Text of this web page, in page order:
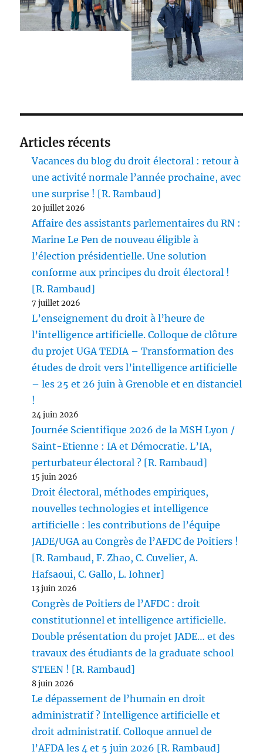
Articles récents
Vacances du blog du droit électoral : retour à
une activité normale l’année prochaine, avec
une surprise ! [R. Rambaud]
20 juillet 2026
Affaire des assistants parlementaires du RN :
Marine Le Pen de nouveau éligible à
l’élection présidentielle. Une solution
conforme aux principes du droit électoral !
[R. Rambaud]
7 juillet 2026
L’enseignement du droit à l’heure de
l’intelligence artificielle. Colloque de clôture
du projet UGA TEDIA – Transformation des
études de droit vers l’intelligence artificielle
– les 25 et 26 juin à Grenoble et en distanciel
!
24 juin 2026
Journée Scientifique 2026 de la MSH Lyon /
Saint-Etienne : IA et Démocratie. L’IA,
perturbateur électoral ? [R. Rambaud]
15 juin 2026
Droit électoral, méthodes empiriques,
nouvelles technologies et intelligence
artificielle : les contributions de l’équipe
JADE/UGA au Congrès de l’AFDC de Poitiers !
[R. Rambaud, F. Zhao, C. Cuvelier, A.
Hafsaoui, C. Gallo, L. Iohner]
13 juin 2026
Congrès de Poitiers de l’AFDC : droit
constitutionnel et intelligence artificielle.
Double présentation du projet JADE… et des
travaux des étudiants de la graduate school
STEEN ! [R. Rambaud]
8 juin 2026
Le dépassement de l’humain en droit
administratif ? Intelligence artificielle et
droit administratif. Colloque annuel de
l’AFDA les 4 et 5 juin 2026 [R. Rambaud]